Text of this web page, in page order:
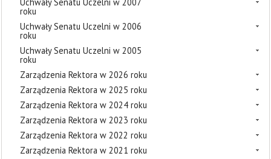
roku
Uchwały Senatu Uczelni w 2006
roku
Uchwały Senatu Uczelni w 2005
roku
Zarządzenia Rektora w 2026 roku
Zarządzenia Rektora w 2025 roku
Zarządzenia Rektora w 2024 roku
Zarządzenia Rektora w 2023 roku
Zarządzenia Rektora w 2022 roku
Zarządzenia Rektora w 2021 roku